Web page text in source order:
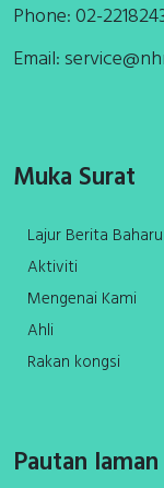
Phone: 02-
Email:
Muka Surat
Lajur Berita Baharu
Aktiviti
Mengenai Kami
Ahli
Rakan kongsi
Pautan